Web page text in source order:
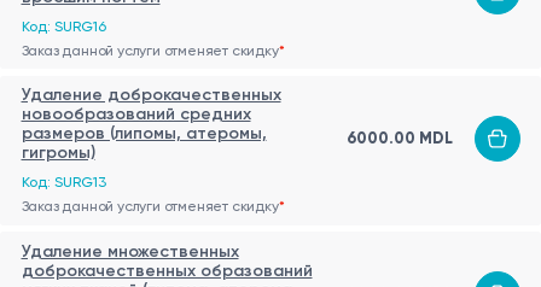
Код: SURG16
Заказ данной услуги отменяет скидку*
Удаление доброкачественных
новообразований средних
размеров (липомы, атеромы,
гигромы)
Код: SURG13
6000.00 MDL
Заказ данной услуги отменяет скидку*
Удаление множественных
доброкачественных образований